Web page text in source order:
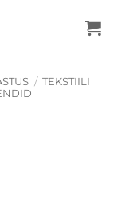
/ TEKSTIILI